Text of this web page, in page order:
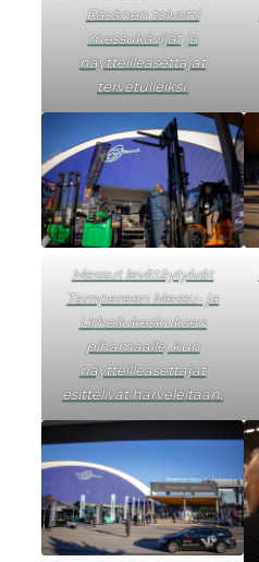
Räsänen toivotti
messukävijät ja
näytteilleasettajat
tervetulleiksi.
Messut levittäytyivät
Tampereen Messu- ja
Urheilukeskuksen
pihamaalle, kun
näytteilleasettajat
esittelivät härveleitään.